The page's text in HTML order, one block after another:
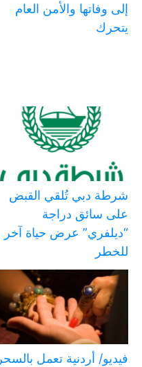
إلى وفاتها والأمن العام
يتحرك
شرطة دبي تُلقي القبض
على سائق دراجة
“ديلفري” عرض حياة آخر
للخطر
فيديو/ أردنية تعمل بالسحر